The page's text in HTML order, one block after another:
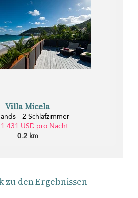
Villa Micela
- 2 Schlafzimmer
USD pro Nacht
0.2 km
zu den Ergebnissen